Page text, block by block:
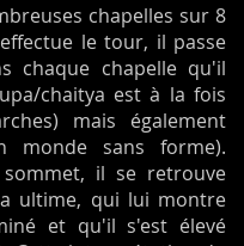
chapelles sur 8
le tour, il passe
chaque chapelle qu'il
chaitya est à la fois
mais également
monde sans forme).
il se retrouve
ultime, qui lui montre
et qu'il s'est élevé